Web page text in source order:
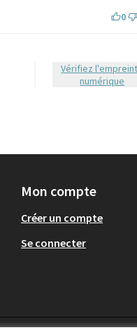
0
Vérifiez l'empreinte
numérique
Mon compte
Créer un compte
Se connecter